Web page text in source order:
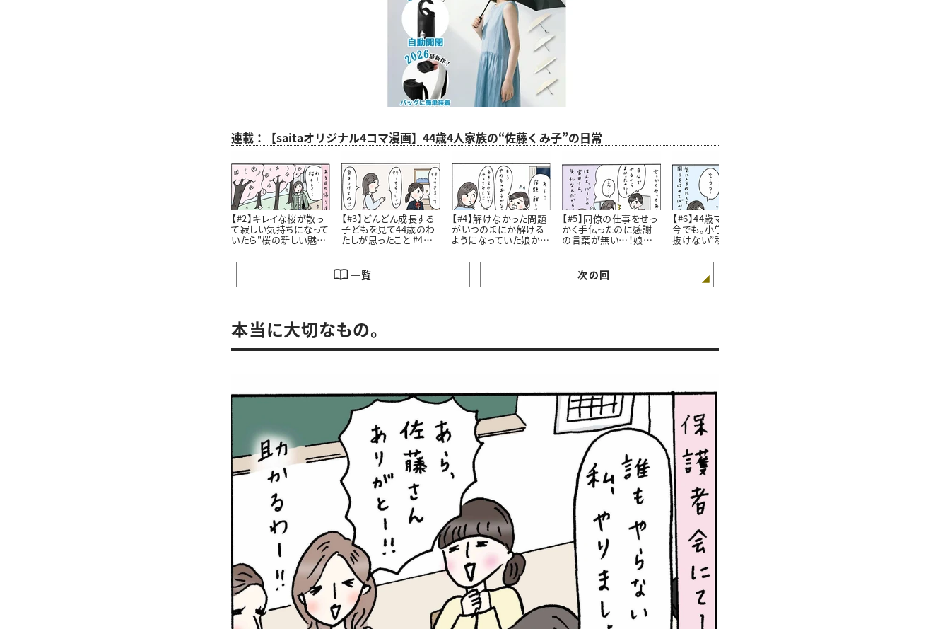
連載：【saitaオリジナル4コマ漫画】44歳4人家族の“佐藤くみ子”の日常
【#2】キレイな桜が散っ
て寂しい気持ちになって
いたら"桜の新しい魅
#4コマ漫画
【#3】どんどん成長する
子どもを見て44歳のわ
たしが思ったこと #4コ
【#4】解けなかった問題
がいつのまにか解ける
ようになっていた娘から
漫画
【#5】同僚の仕事をせっ
かく手伝ったのに感謝
の言葉が無い…！娘に
きたおはなし。#4コマ漫
【#6】44歳ママになった
今でも。小学生の頃から
抜けない”私のクセ” #4
一覧 次の回
本当に大切なもの。